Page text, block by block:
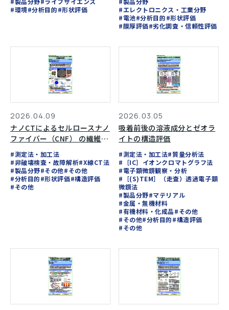
#環境#分析目的#形状評価
#エレクトロニクス・工業分野
#電池#分析目的#形状評価
#膜厚評価#劣化調査・信頼性評価
2026.04.09
ナノCTによるセルロースナノ
ファイバー（CNF） の繊維配
向評価
#測定法・加工法
#非破壊検査・故障解析#X線CT法
#製品分野#その他#その他
#分析目的#形状評価#構造評価
#その他
2026.03.05
吸着前後の溶液成分とゼオラ
イトの構造評価
#測定法・加工法#質量分析法
#［IC］イオンクロマトグラフ法
#電子顕微鏡観察・分析
#［(S)TEM］（走査）透過電子顕
微鏡法
#製品分野#マテリアル
#金属・無機材料
#有機材料・化成品#その他
#その他#分析目的#構造評価
#その他